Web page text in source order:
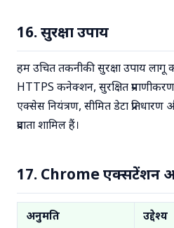
16. सुरक्षा उपाय
हम उचित तकनीकी सुरक्षा उपाय लागू
HTTPS कनेक्शन, सुरक्षित
एक्सेस नियंत्रण, सीमित डेटा प्रतिधारण
प्रदाता शामिल हैं।
17. Chrome एक्सटेंशन
अनुमति उद्देश्य